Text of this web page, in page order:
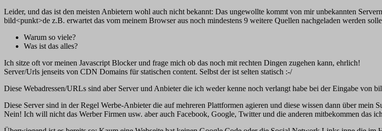
Leider, und das ist den meisten Anbietern wohl auch nicht bekannt: Das ungewollte kommt von mir unbekannten
bild<punkt>de z.B. erwartet das vom meinem Browser aus noch mindestens 9 weitere Quellen nachgeladen werden
Warum so viele?
Was ist das alles?
Ich sitze oft vor meinen Javascript Blocker und frage mich ob das noch mit rechten Dingen zugehen kann, ehrlich!
Server/Urls jenseits von CDN Domains für statischen content. Selbst der ist selten statisch :-/
Diese Webadressen/URLs sind aber Server und Anbieter die ich weder kenne noch verlangt habe bei der Eingabe von
Diese Server sind in der Regel Werbe-Anbieter die auf mehreren Plattformen agieren und diese wissen dann über mein
Nein! Ich will nicht das Werber Firmen usw. aber auch Facebook, Google, Twitter und die anderen mitbekommen das